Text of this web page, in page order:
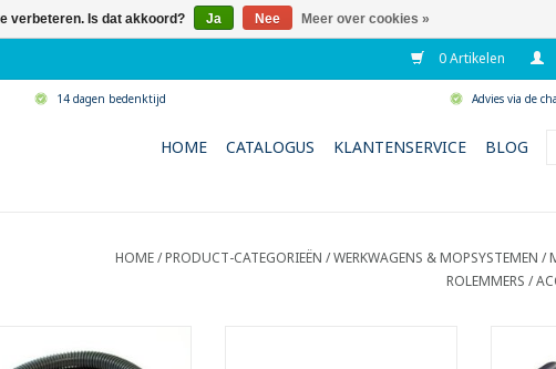
0 Artikelen
14 dagen bedenktijd Advies via de
HOME CATALOGUS KLANTENSERVICE BLOG
HOME/PRODUCT-CATEGORIEËN /WERKWAGENS & MOPSYSTEMEN /
ROLEMMERS /
- Ideaal voor het vullen van
-
verbeteren. Is dat akkoord? Ja Nee Meer over cookies »